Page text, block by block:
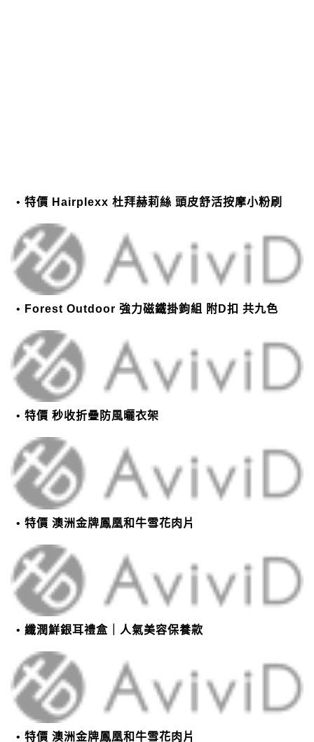
特價 Hairplexx 杜拜赫莉絲 頭皮舒活按摩小粉刷
Forest Outdoor 強力磁鐵掛鉤組 附D扣 共九色
特價 秒收折疊防風曬衣架
特價 澳洲金牌鳳凰和牛雪花肉片
纖潤鮮銀耳禮盒｜人氣美容保養款
特價 澳洲金牌鳳凰和牛雪花肉片